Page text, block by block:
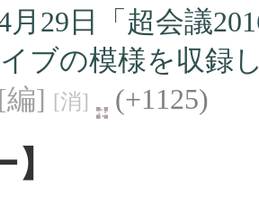
月29日「超会議
ブの模­様を収録
[編] [消] (+1125)